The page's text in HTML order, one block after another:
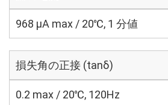
968 μA max / 20℃, 1 分値
損失角の正接 (tanδ)
0.2 max / 20℃, 120Hz